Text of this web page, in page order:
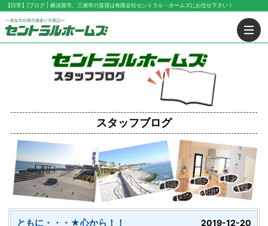
【日常】|ブログ | 横須賀市、三浦市の賃貸は有限会社セントラル・ホームズにお任せ下さい！
スタッフブログ
ともに・・・★心から！！ 2019-12-20